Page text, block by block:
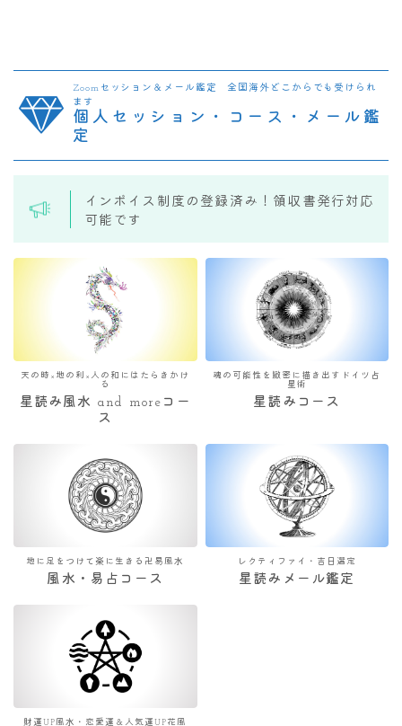
Zoomセッション＆メール鑑定 全国海外どこからでも受けられ
ます
個人セッション・コース・メール鑑
定
インボイス制度の登録済み！領収書発行対応
可能です
天の時×地の利×人の和にはたらきかけ
る
星読み風水 and moreコー
ス
魂の可能性を緻密に描き出すドイツ占
星術
星読みコース
地に足をつけて楽に生きる卍易風水
風水・易占コース
レクティファイ・吉日選定
星読みメール鑑定
財運UP風水・恋愛運＆人気運UP花風